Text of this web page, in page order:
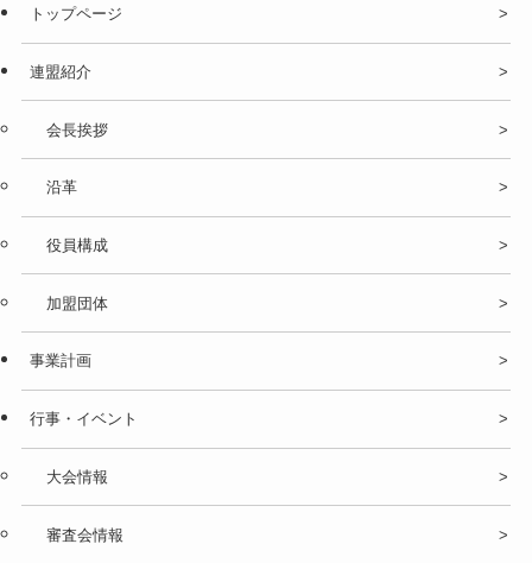
トップページ
連盟紹介
会長挨拶
沿革
役員構成
加盟団体
事業計画
行事・イベント
大会情報
審査会情報